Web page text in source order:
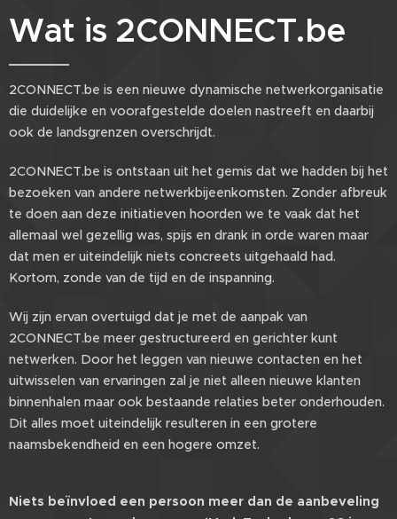
Wat is 2CONNECT.be
2CONNECT.be is een nieuwe dynamische netwerkorganisatie
die duidelijke en voorafgestelde doelen nastreeft en daarbij
ook de landsgrenzen overschrijdt.
2CONNECT.be is ontstaan uit het gemis dat we hadden bij het
bezoeken van andere netwerkbijeenkomsten. Zonder afbreuk
te doen aan deze initiatieven hoorden we te vaak dat het
allemaal wel gezellig was, spijs en drank in orde waren maar
dat men er uiteindelijk niets concreets uitgehaald had.
Kortom, zonde van de tijd en de inspanning.
Wij zijn ervan overtuigd dat je met de aanpak van
2CONNECT.be meer gestructureerd en gerichter kunt
netwerken. Door het leggen van nieuwe contacten en het
uitwisselen van ervaringen zal je niet alleen nieuwe klanten
binnenhalen maar ook bestaande relaties beter onderhouden.
Dit alles moet uiteindelijk resulteren in een grotere
naamsbekendheid en een hogere omzet.
Niets beïnvloed een persoon meer dan de aanbeveling